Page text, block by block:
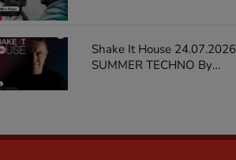
Shake It House 24.07.2026
SUMMER TECHNO By